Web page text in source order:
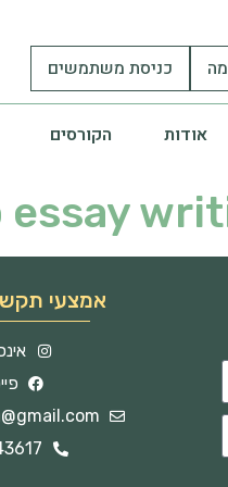
כניסת משתמשים
אודות הקורסים
essay
אמצעי